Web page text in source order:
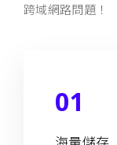
跨域網路問題！
01